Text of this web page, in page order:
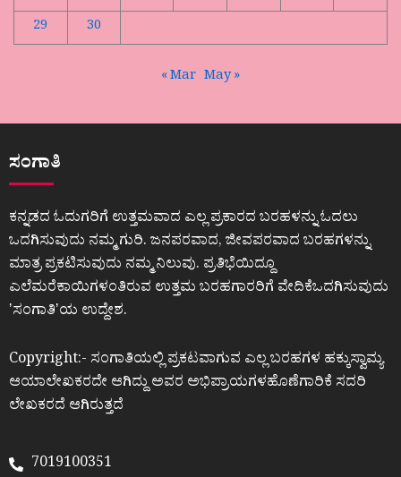
29
30
« Mar May »
ಸಂಗಾತಿ
ಕನ್ನಡದ ಓದುಗರಿಗೆ ಉತ್ತಮವಾದ ಎಲ್ಲ ಪ್ರಕಾರದ ಬರಹಳನ್ನು ಓದಲು
ಒದಗಿಸುವುದು ನಮ್ಮ ಗುರಿ. ಜನಪರವಾದ, ಜೀವಪರವಾದ ಬರಹಗಳನ್ನು
ಮಾತ್ರ ಪ್ರಕಟಿಸುವುದು ನಮ್ಮ ನಿಲುವು. ಪ್ರತಿಭೆಯಿದ್ದೂ
ಎಲೆಮರೆಕಾಯಿಗಳಂತಿರುವ ಉತ್ತಮ ಬರಹಗಾರರಿಗೆ ವೇದಿಕೆಒದಗಿಸುವುದು
ʼಸಂಗಾತಿʼಯ ಉದ್ದೇಶ.
Copyright:- ಸಂಗಾತಿಯಲ್ಲಿ ಪ್ರಕಟವಾಗುವ ಎಲ್ಲ ಬರಹಗಳ ಹಕ್ಕುಸ್ವಾಮ್ಯ
ಆಯಾಲೇಖಕರದೇ ಆಗಿದ್ದು ಅವರ ಅಭಿಪ್ರಾಯಗಳಹೊಣೆಗಾರಿಕೆ ಸದರಿ
ಲೇಖಕರದೆ ಆಗಿರುತ್ತದೆ
7019100351